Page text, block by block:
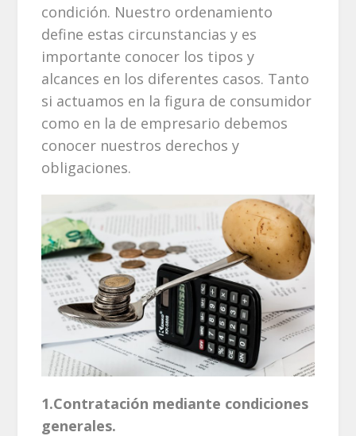
condición. Nuestro ordenamiento
define estas circunstancias y es
importante conocer los tipos y
alcances en los diferentes casos. Tanto
si actuamos en la figura de consumidor
como en la de empresario debemos
conocer nuestros derechos y
obligaciones.
1.Contratación mediante condiciones
generales.